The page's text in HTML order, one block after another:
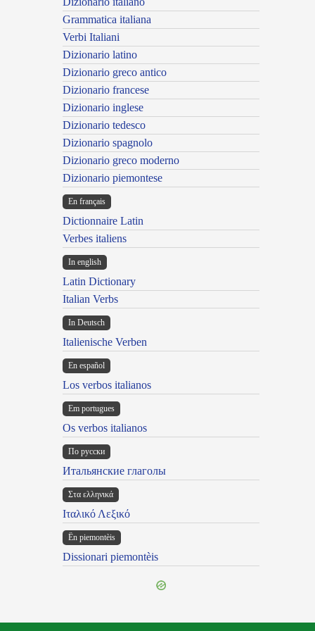
Grammatica italiana
Verbi Italiani
Dizionario latino
Dizionario greco antico
Dizionario francese
Dizionario inglese
Dizionario tedesco
Dizionario spagnolo
Dizionario greco moderno
Dizionario piemontese
En français
Dictionnaire Latin
Verbes italiens
In english
Latin Dictionary
Italian Verbs
In Deutsch
Italienische Verben
En español
Los verbos italianos
Em portugues
Os verbos italianos
По русски
Итальянские глаголы
Στα ελληνικά
Ιταλικό Λεξικό
Ën piemontèis
Dissionari piemontèis